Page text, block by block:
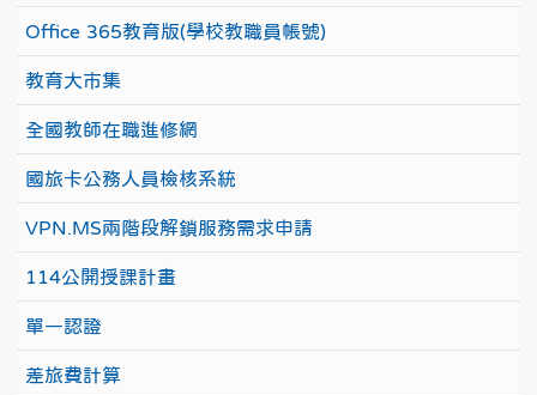
Office 365教育版(學校教職員帳號)
教育大市集
全國教師在職進修網
國旅卡公務人員檢核系統
VPN.MS兩階段解鎖服務需求申請
114公開授課計畫
單一認證
差旅費計算